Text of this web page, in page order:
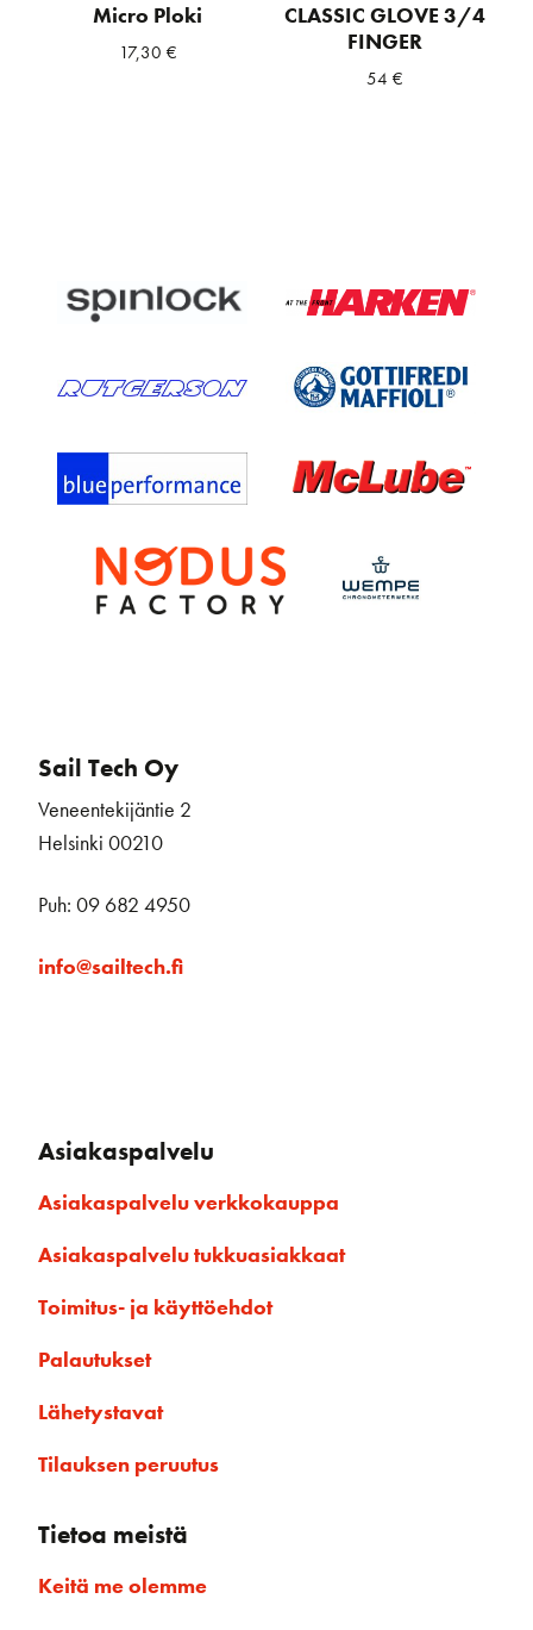
Micro Ploki
17,30 €
CLASSIC GLOVE 3/4
FINGER
54€
Sail Tech Oy
Veneentekijäntie 2
Helsinki 00210
Puh: 09 682 4950
info@sailtech.fi
Asiakaspalvelu
Asiakaspalvelu verkkokauppa
Asiakaspalvelu tukkuasiakkaat
Toimitus- ja käyttöehdot
Palautukset
Lähetystavat
Tilauksen peruutus
Tietoa meistä
Keitä me olemme